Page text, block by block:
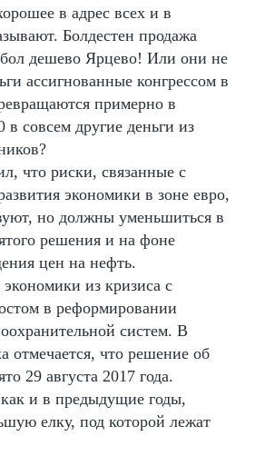
в адрес всех и в
Болдестен продажа
дешево Ярцево! Или они не
ассигнованные конгрессом в
примерно в
совсем другие деньги из
что риски, связанные с
экономики в зоне евро,
но должны уменьшиться в
решения и на фоне
цен на нефть.
из кризиса с
в реформировании
систем. В
отмечается, что решение об
29 августа 2017 года.
и в предыдущие годы,
елку, под которой лежат